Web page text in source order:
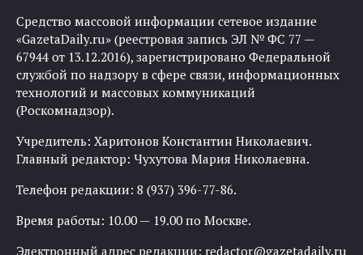
Средство массовой информации сетевое издание
«GazetaDaily.ru» (реестровая запись ЭЛ № ФС 77 —
67944 от 13.12.2016), зарегистрировано Федеральной
службой по надзору в сфере связи, информационных
технологий и массовых коммуникаций
(Роскомнадзор).
Учредитель: Харитонов Константин Николаевич.
Главный редактор: Чухутова Мария Николаевна.
Телефон редакции: 8 (937) 396-77-86.
Время работы: 10.00 — 19.00 по Москве.
Электронный адрес редакции: redactor@gazetadaily.ru